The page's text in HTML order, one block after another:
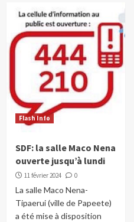
Flash Info
SDF: la salle Maco Nena
ouverte jusqu’à lundi
11 février 2024 0
La salle Maco Nena-
Tipaerui (ville de Papeete)
a été mise à disposition